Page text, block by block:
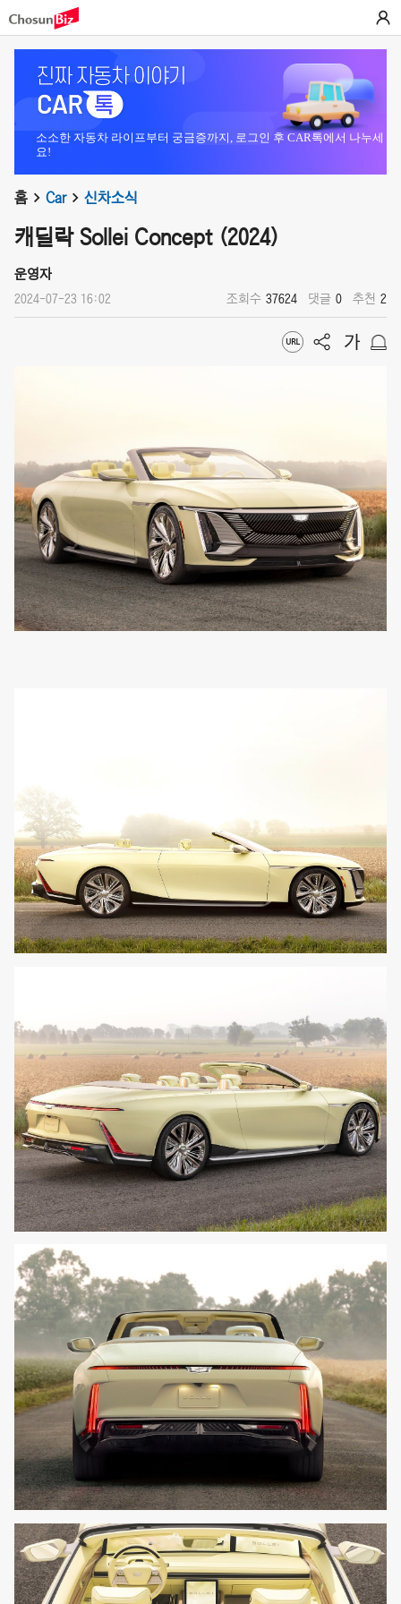
소소한 자동차 라이프부터 궁금증까지, 로그인 후 CAR톡에서 나누세
요!
홈 Car 신차소식
캐딜락 Sollei Concept (2024)
운영자
2024-07-23 16:02 조회수 37624 댓글 0 추천 2